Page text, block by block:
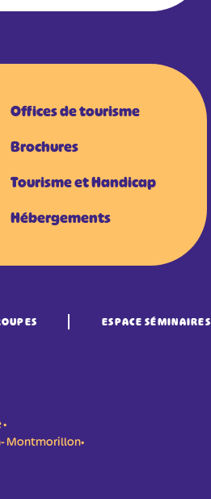
Offices de tourisme
Brochures
Tourisme et Handicap
Hébergements
ESPACE SÉMINAIRES
Montmorillon•